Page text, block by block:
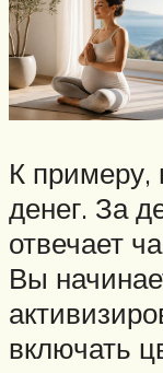
К примеру,
денег. За
отвечает
Вы
включать